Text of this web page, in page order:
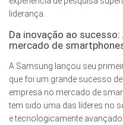
liderança.
Da inovação ao
mercado de
A Samsung lançou seu
que foi um grande sucesso
empresa no mercado de
tem sido uma das líderes no
e tecnologicamente